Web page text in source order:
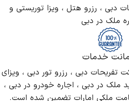
دبی ، رزرو هتل ، ویزا توریستی و
ملک در دبی
خدمات
دبی ، رزرو تور دبی ، ویزای
ملک در دبی ، اجاره خودرو در دبی ،
ملکی امارات تضمین شده است.